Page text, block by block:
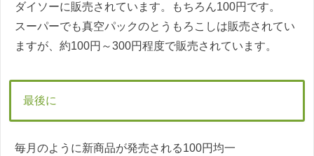
ダイソーに販売されています。もちろん100円です。
スーパーでも真空パックのとうもろこしは販売されてい
ますが、約100円～300円程度で販売されています。
最後に
毎月のように新商品が発売される100円均一